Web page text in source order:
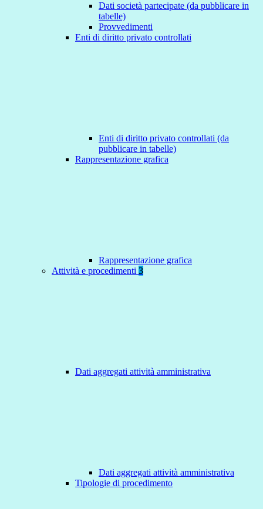
Dati società partecipate (da pubblicare in
tabelle)
Provvedimenti
Enti di diritto privato controllati
Enti di diritto privato controllati (da
pubblicare in tabelle)
Rappresentazione grafica
Rappresentazione grafica
Attività e procedimenti 3
Dati aggregati attività amministrativa
Dati aggregati attività amministrativa
Tipologie di procedimento